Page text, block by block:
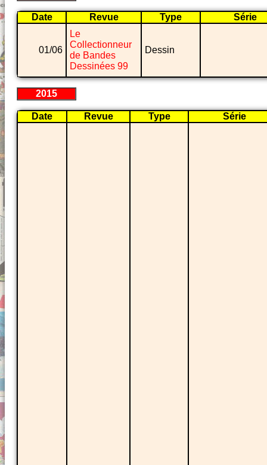
Date Revue Type Série
01/06
Le
Collectionneur
de Bandes
Dessinées 99
Dessin
2015
Date Revue Type Série